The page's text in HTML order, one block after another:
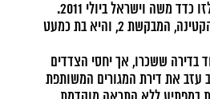
הצדדים נישאו זה לזו כדד משה וישראל ביולי 2011.
מנישואיהם נולדה הקטינה, המבקשת 2, והיא בת כמעט
בדירה ששכרו, אך יחסי הצדדים
עזב את דירת המגורים המשותפת